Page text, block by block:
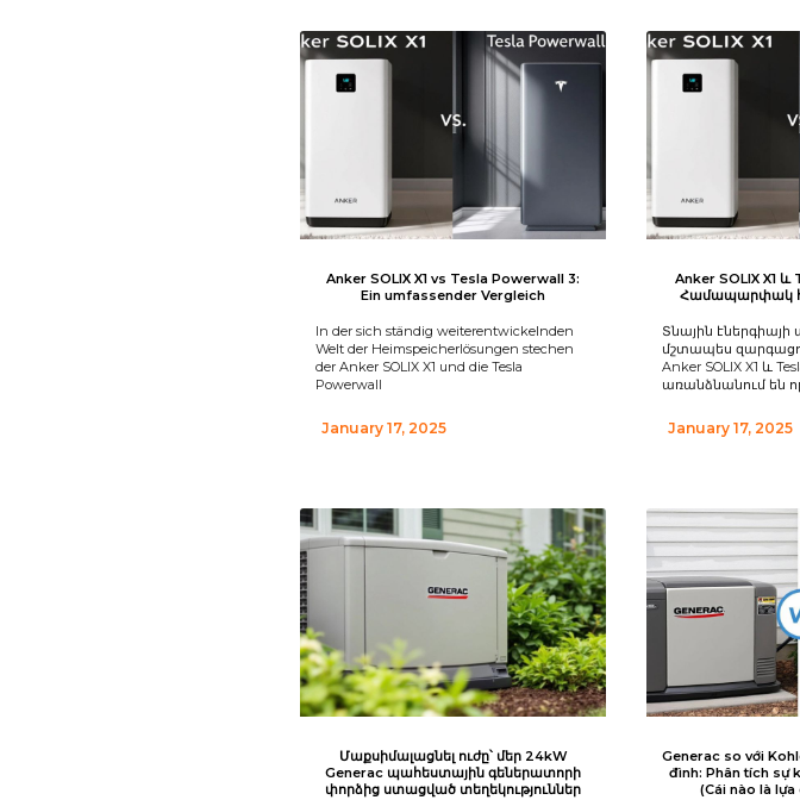
Anker SOLIX X1 vs Tesla Powerwall 3:
Ein umfassender Vergleich
In der sich ständig weiterentwickelnden
Welt der Heimspeicherlösungen stechen
der Anker SOLIX X1 und die Tesla
Powerwall
January 17, 2025
Anker SOLIX X1
Համապարփակ
Տնային
մշտապես
Anker SOLIX X1 և
առանձնանում են
January 17, 2025
Մաքսիմալացնել ուժը՝ մեր 24kW
Generac պահեստային գեներատորի
փորձից ստացված տեղեկություններ
Generac so với
đình: Phân tích sự
(Cái nào là